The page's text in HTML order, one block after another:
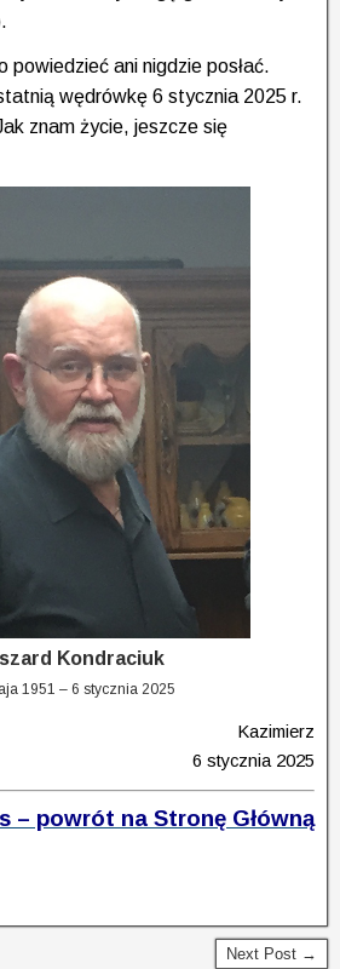
powiedzieć ani nigdzie posłać.
wędrówkę 6 stycznia 2025 r.
znam życie, jeszcze się
Kondraciuk
1951 – 6 stycznia 2025
Kazimierz
6 stycznia 2025
– powrót na Stronę Główną
Next Post →